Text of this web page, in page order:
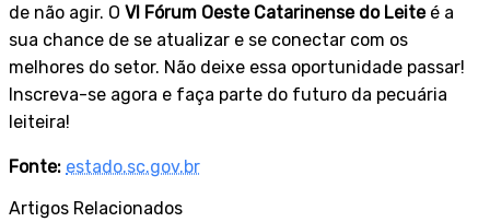
de não agir. O VI Fórum Oeste Catarinense do Leiteé a
sua chance de se atualizar e se conectar com os
melhores do setor. Não deixe essa oportunidade passar!
Inscreva-se agora e faça parte do futuro da pecuária
leiteira!
Fonte: estado.sc.gov.br
Artigos Relacionados